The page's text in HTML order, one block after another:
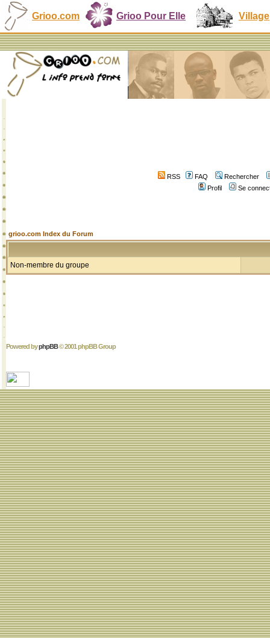
Grioo.com Grioo Pour Elle Village
RSS FAQ
Rechercher
Profil
Se
grioo.com Index du Forum
Non-membre du groupe
Powered byphpBB© 2001 phpBB Group